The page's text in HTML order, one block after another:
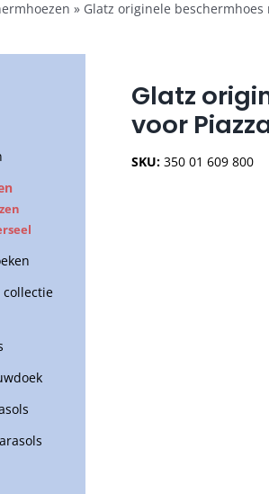
» Glatz originele
Glatz
voor
SKU:350 01 609 800
collectie